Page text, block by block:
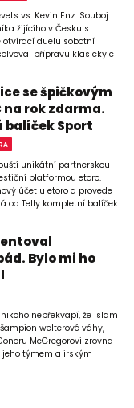
vs. Kevin Enz. Souboj
žijícího v Česku s
otvírací duelu sobotní
přípravu klasicky c
se špičkovým
na rok zdarma.
balíček Sport
unikátní partnerskou
platformou etoro.
účet u etoro a provede
od Telly kompletní balíček
Bylo mi ho
nepřekvapí, že Islam
welterové váhy,
McGregorovi zrovna
jeho týmem a irským